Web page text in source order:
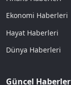
Ekonomi Haberleri
Hayat Haberleri
Dünya Haberleri
Güncel Haberler